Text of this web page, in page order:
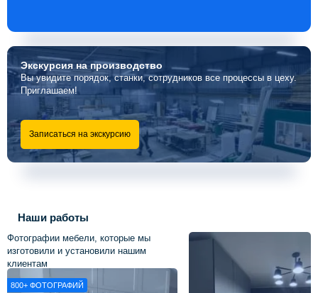
Экскурсияна производство
Вы увидите порядок, станки, сотрудников все процессы в цеху.
Приглашаем!
Записаться на экскурсию
Наши работы
Фотографии мебели, которые мы
изготовили и установили нашим
клиентам
800+ ФОТОГРАФИЙ